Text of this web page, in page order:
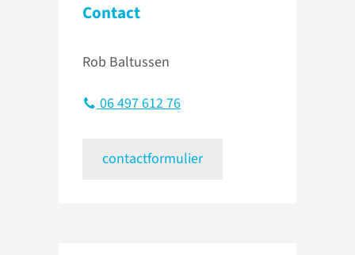
Contact
Rob Baltussen
06 497 612 76
contactformulier